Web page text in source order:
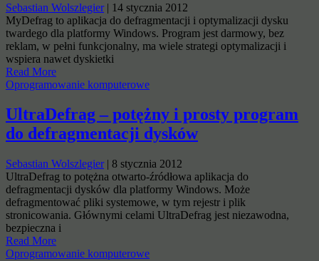
Sebastian Wolszlegier| 14 stycznia 2012
MyDefrag to aplikacja do defragmentacji i optymalizacji dysku
twardego dla platformy Windows. Program jest darmowy, bez
reklam, w pełni funkcjonalny, ma wiele strategi optymalizacji i
wspiera nawet dyskietki
Read More
Oprogramowanie komputerowe
UltraDefrag – potężny i prosty program
do defragmentacji dysków
Sebastian Wolszlegier| 8 stycznia 2012
UltraDefrag to potężna otwarto-źródłowa aplikacja do
defragmentacji dysków dla platformy Windows. Może
defragmentować pliki systemowe, w tym rejestr i plik
stronicowania. Głównymi celami UltraDefrag jest niezawodna,
bezpieczna i
Read More
Oprogramowanie komputerowe